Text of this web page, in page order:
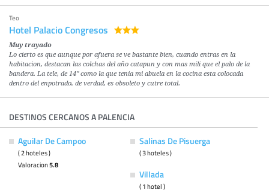
Teo
Hotel Palacio Congresos
Muy trayado
Lo cierto es que aunque por afuera se ve bastante bien, cuando entras en la
habitacion, destacan las colchas del año catapun y con mas mili que el palo de la
bandera. La tele, de 14" como la que tenia mi abuela en la cocina esta colocada
dentro del enpotrado, de verdad, es obsoleto y cutre total.
DESTINOS CERCANOS A PALENCIA
Aguilar De Campoo
( 2 hoteles )
Valoracion5.8
Salinas De Pisuerga
( 3 hoteles )
Villada
( 1 hotel )